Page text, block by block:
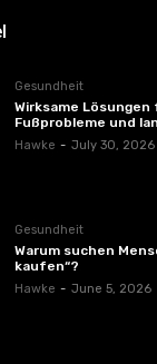
Gesundheit
Wirksame Lösungen
Fußprobleme und
Hawke - July 30, 2026
Gesundheit
Warum suchen
kaufen“?
Hawke - June 5, 2026